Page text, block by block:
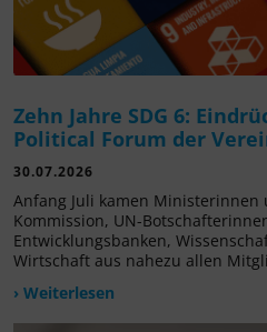
Zehn Jahre SDG 6:
Political Forum der
30.07.2026
Anfang Juli kamen Ministerinnen
Kommission, UN-
Entwicklungsbanken,
Wirtschaft aus nahezu allen
› Weiterlesen